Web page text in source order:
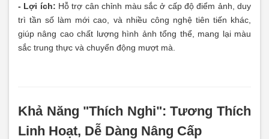
- Lợi ích: Hỗ trợ cân chỉnh màu sắc ở cấp độ điểm ảnh, duy
trì tần số làm mới cao, và nhiều công nghệ tiên tiến khác,
giúp nâng cao chất lượng hình ảnh tổng thể, mang lại màu
sắc trung thực và chuyển động mượt mà.
Khả Năng "Thích Nghi": Tương Thích
Linh Hoạt, Dễ Dàng Nâng Cấp